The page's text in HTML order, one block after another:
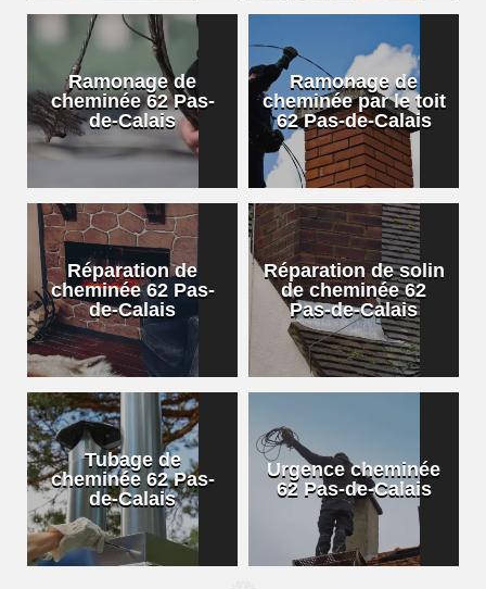
Ramonage de
cheminée 62 Pas-
de-Calais
Ramonage de
cheminée par le toit
62 Pas-de-Calais
Réparation de
cheminée 62 Pas-
de-Calais
Réparation de solin
de cheminée 62
Pas-de-Calais
Tubage de
cheminée 62 Pas-
de-Calais
Urgence cheminée
62 Pas-de-Calais